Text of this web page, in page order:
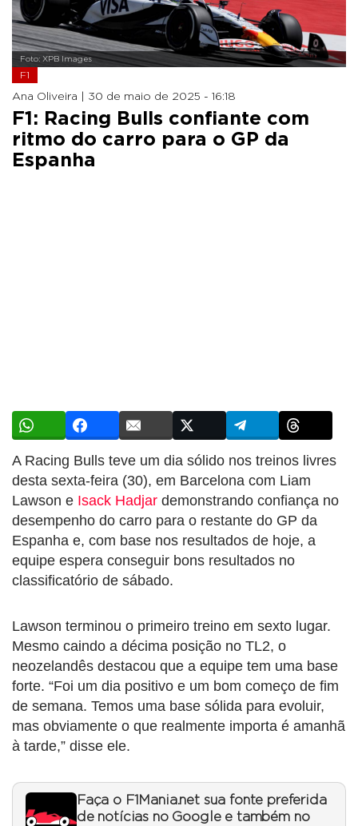
Foto: XPB Images
F1
Ana Oliveira | 30 de maio de 2025 - 16:18
F1: Racing Bulls confiante com
ritmo do carro para o GP da
Espanha
A Racing Bulls teve um dia sólido nos treinos livres
desta sexta-feira (30), em Barcelona com Liam
Lawson e Isack Hadjar demonstrando confiança no
desempenho do carro para o restante do GP da
Espanha e, com base nos resultados de hoje, a
equipe espera conseguir bons resultados no
classificatório de sábado.
Lawson terminou o primeiro treino em sexto lugar.
Mesmo caindo a décima posição no TL2, o
neozelandês destacou que a equipe tem uma base
forte. “Foi um dia positivo e um bom começo de fim
de semana. Temos uma base sólida para evoluir,
mas obviamente o que realmente importa é amanhã
à tarde,” disse ele.
Faça o F1Mania.net sua fonte preferida
de notícias no Google e também no